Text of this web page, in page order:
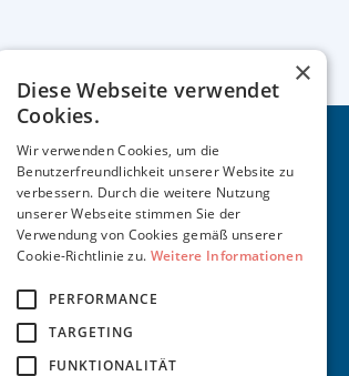
Weiteres
Karriere
Über uns
Referenzen
Datenschutz
AGB
Cookies
Partner
×
Diese Webseite verwendet
Cookies.
Wir verwenden Cookies, um die
Benutzerfreundlichkeit unserer Website zu
verbessern. Durch die weitere Nutzung
unserer Webseite stimmen Sie der
Verwendung von Cookies gemäß unserer
Cookie-Richtlinie zu. Weitere Informationen
PERFORMANCE
TARGETING
FUNKTIONALITÄT